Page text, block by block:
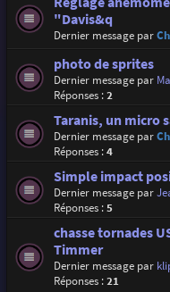
"Davis&q
Dernier message par
photo de sprites
Dernier message par
Réponses :2
Taranis, un micro
Dernier message par
Réponses :4
Simple impact
Dernier message par
Réponses :5
chasse tornades
Timmer
Dernier message par
Réponses :21